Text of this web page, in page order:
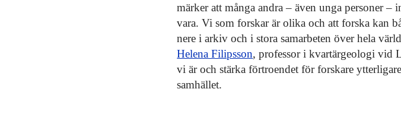
märker att många andra – även unga personer
vara. Vi som forskar är olika och att forska kan
nere i arkiv och i stora samarbeten över hela
Helena Filipsson, professor i kvartärgeologi vid
vi är och stärka förtroendet för forskare
samhället.